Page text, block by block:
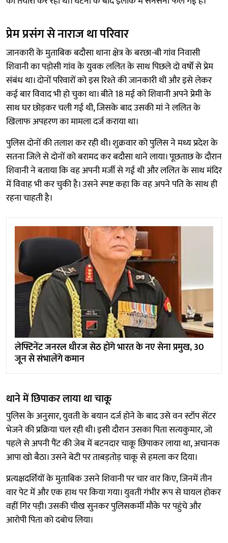
प्रेम प्रसंग से नाराज था परिवार
जानकारी के मुताबिक बदौसा थाना क्षेत्र के बरछा-बी गांव निवासी
शिवानी का पड़ोसी गांव के युवक ललित के साथ पिछले दो वर्षों से प्रेम
संबंध था। दोनों परिवारों को इस रिश्ते की जानकारी थी और इसे लेकर
कई बार विवाद भी हो चुका था। बीते 18 मई को शिवानी अपने प्रेमी के
साथ घर छोड़कर चली गई थी, जिसके बाद उसकी मां ने ललित के
खिलाफ अपहरण का मामला दर्ज कराया था।
पुलिस दोनों की तलाश कर रही थी। शुक्रवार को पुलिस ने मध्य प्रदेश के
सतना जिले से दोनों को बरामद कर बदौसा थाने लाया। पूछताछ के दौरान
शिवानी ने बताया कि वह अपनी मर्जी से गई थी और ललित के साथ मंदिर
में विवाह भी कर चुकी है। उसने स्पष्ट कहा कि वह अपने पति के साथ ही
रहना चाहती है।
लेफ्टिनेंट जनरल धीरज सेठ होंगे भारत के नए सेना प्रमुख, 30
जून से संभालेंगे कमान
थाने में छिपाकर लाया था चाकू
पुलिस के अनुसार, युवती के बयान दर्ज होने के बाद उसे वन स्टॉप सेंटर
भेजने की प्रक्रिया चल रही थी। इसी दौरान उसका पिता सत्यकुमार, जो
पहले से अपनी पैंट की जेब में बटनदार चाकू छिपाकर लाया था, अचानक
आपा खो बैठा। उसने बेटी पर ताबड़तोड़ चाकू से हमला कर दिया।
प्रत्यक्षदर्शियों के मुताबिक उसने शिवानी पर चार वार किए, जिनमें तीन
वार पेट में और एक हाथ पर किया गया। युवती गंभीर रूप से घायल होकर
वहीं गिर पड़ी। उसकी चीख सुनकर पुलिसकर्मी मौके पर पहुंचे और
आरोपी पिता को दबोच लिया।